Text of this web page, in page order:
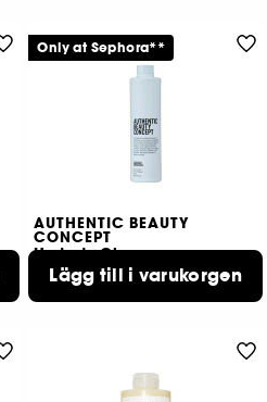
AUTHENTIC BEAUTY
CONCEPT
Hydrate Cleanser
Återfuktande schampo för normalt, torrt eller lockigt hår
349,00 KR
Lägg till i varukorgen
Only at Sephora**